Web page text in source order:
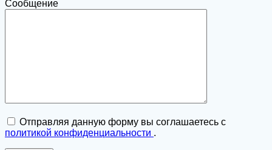
Сообщение
Отправляя данную форму вы соглашаетесь с
политикой конфиденциальности .